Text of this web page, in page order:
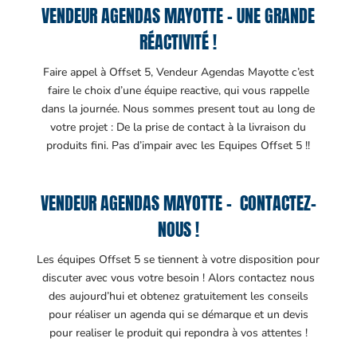
VENDEUR AGENDAS MAYOTTE – UNE GRANDE
RÉACTIVITÉ !
Faire appel à Offset 5, Vendeur Agendas Mayotte c’est
faire le choix d’une équipe reactive, qui vous rappelle
dans la journée. Nous sommes present tout au long de
votre projet : De la prise de contact à la livraison du
produits fini. Pas d’impair avec les Equipes Offset 5 !!
VENDEUR AGENDAS MAYOTTE – CONTACTEZ-
NOUS !
Les équipes Offset 5 se tiennent à votre disposition pour
discuter avec vous votre besoin ! Alors contactez nous
des aujourd’hui et obtenez gratuitement les conseils
pour réaliser un agenda qui se démarque et un devis
pour realiser le produit qui repondra à vos attentes !